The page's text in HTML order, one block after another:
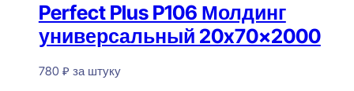
Perfect Plus P106 Молдинг
универсальный 20x70x2000
780 ₽ за штуку